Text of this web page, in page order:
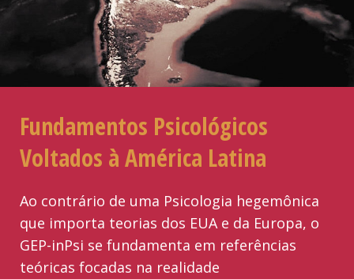
Fundamentos Psicológicos
Voltados à América Latina
Ao contrário de uma Psicologia hegemônica
que importa teorias dos EUA e da Europa, o
GEP-inPsi se fundamenta em referências
teóricas focadas na realidade